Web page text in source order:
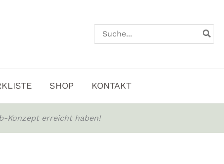
Search
for:
SHOP KONTAKT
Konzept erreicht haben!